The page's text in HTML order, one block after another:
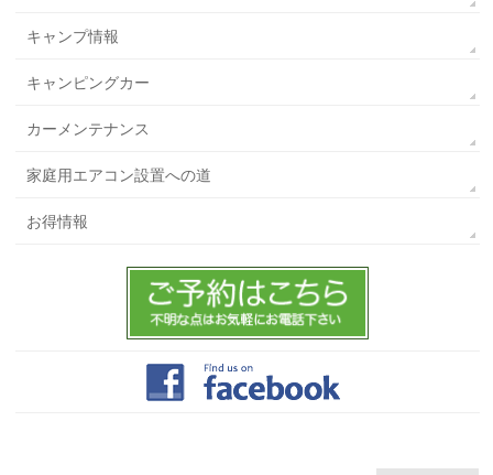
キャンプ情報
キャンピングカー
カーメンテナンス
家庭用エアコン設置への道
お得情報